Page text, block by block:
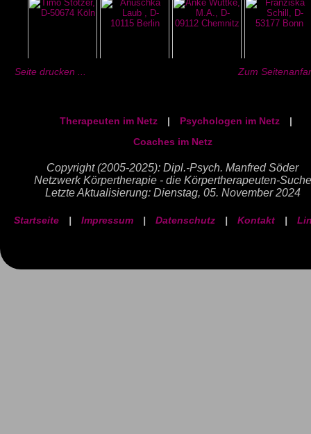
Seite drucken ... Zum
Therapeuten im Netz | Psychologen im Netz
|
Coaches im Netz
Copyright (2005-2025): Dipl.-Psych. Manfred Söder
Netzwerk Körpertherapie - die Körpertherapeuten-Suche
Letzte Aktualisierung: Dienstag, 05. November 2024
Startseite | Impressum | Datenschutz | Kontakt |